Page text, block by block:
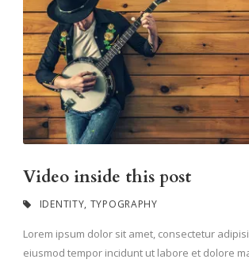
Video inside this post
IDENTITY, TYPOGRAPHY
Lorem ipsum dolor sit amet, consectetur
eiusmod tempor incidunt ut labore et dolore